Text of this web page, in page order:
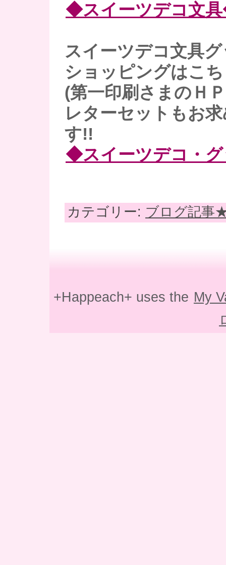
◆スイーツデコ文
スイーツデコ文具
ショッピングはこ
(第一印刷さまのＨ
レターセットもお
す!!
◆スイーツデコ・
カテゴリー: ブログ記事
+Happeach+ uses the My